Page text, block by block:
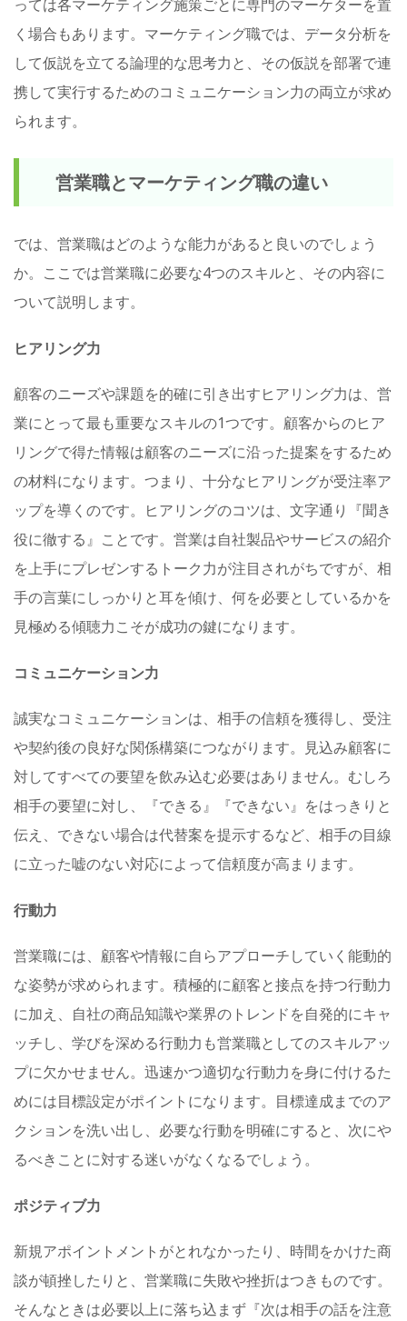
っては各マーケティング施策ごとに専門のマーケターを置
く場合もあります。マーケティング職では、データ分析を
して仮説を立てる論理的な思考力と、その仮説を部署で連
携して実行するためのコミュニケーション力の両立が求め
られます。
営業職とマーケティング職の違い
では、営業職はどのような能力があると良いのでしょう
か。ここでは営業職に必要な4つのスキルと、その内容に
ついて説明します。
ヒアリング力
顧客のニーズや課題を的確に引き出すヒアリング力は、営
業にとって最も重要なスキルの1つです。顧客からのヒア
リングで得た情報は顧客のニーズに沿った提案をするため
の材料になります。つまり、十分なヒアリングが受注率ア
ップを導くのです。ヒアリングのコツは、文字通り『聞き
役に徹する』ことです。営業は自社製品やサービスの紹介
を上手にプレゼンするトーク力が注目されがちですが、​​相
手の言葉にしっかりと耳を傾け、何を必要としているかを
見極める傾聴力こそが成功の鍵になります。
コミュニケーション力
誠実なコミュニケーションは、相手の信頼を獲得し、受注
や契約後の良好な関係構築につながります。見込み顧客に
対してすべての要望を飲み込む必要はありません。むしろ
相手の要望に対し、『できる』『できない』をはっきりと
伝え、できない場合は代替案を提示するなど、相手の目線
に立った嘘のない対応によって信頼度が高まります。
行動力
営業職には、顧客や情報に自らアプローチしていく能動的
な姿勢が求められます。積極的に顧客と接点を持つ行動力
に加え、自社の商品知識や業界のトレンドを自発的にキャ
ッチし、学びを深める行動力も営業職としてのスキルアッ
プに欠かせません。迅速かつ適切な行動力を身に付けるた
めには目標設定がポイントになります。目標達成までのア
クションを洗い出し、必要な行動を明確にすると、次にや
るべきことに対する迷いがなくなるでしょう。
ポジティブ力
新規アポイントメントがとれなかったり、時間をかけた商
談が頓挫したりと、営業職に失敗や挫折はつきものです。
そんなときは必要以上に落ち込まず『次は相手の話を注意